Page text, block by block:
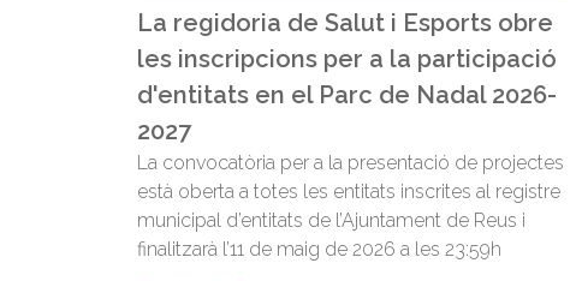
La regidoria de Salut i Esports obre
les inscripcions per a la participació
d'entitats en el Parc de Nadal 2026-
2027
La convocatòria per a la presentació de projectes
està oberta a totes les entitats inscrites al registre
municipal d’entitats de l’Ajuntament de Reus i
finalitzarà l’11 de maig de 2026 a les 23:59h